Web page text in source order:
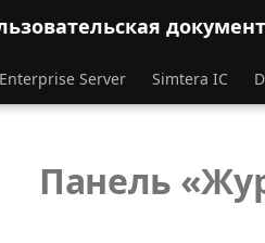
Enterprise Server Simtera IC
Панель